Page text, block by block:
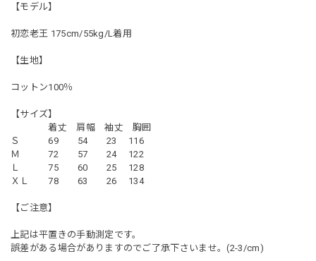
【モデル】
初恋老王 175cm/55kg/L着用
【生地】
コットン100％
【サイズ】
着丈 肩幅 袖丈 胸囲
Ｓ 69 54 23 116
Ｍ 72 57 24 122
Ｌ 75 60 25 128
ＸＬ 78 63 26 134
【ご注意】
上記は平置きの手動測定です。
誤差がある場合がありますのでご了承下さいませ。(2-3/cm)